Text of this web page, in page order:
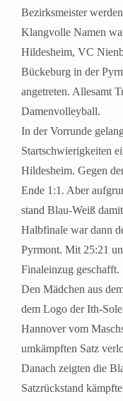
Bezirksmeister
Klangvolle Namen
Hildesheim, VC
Bückeburg in der
angetreten. Allesamt
Damenvolleyball.
In der Vorrunde
Startschwierigkeiten
Hildesheim. Gegen
Ende 1:1. Aber
stand Blau-Weiß
Halbfinale war dann
Pyrmont. Mit 25:21
Finaleinzug geschafft.
Den Mädchen aus
dem Logo der Ith-
Hannover vom
umkämpften Satz
Danach zeigten die
Satzrückstand